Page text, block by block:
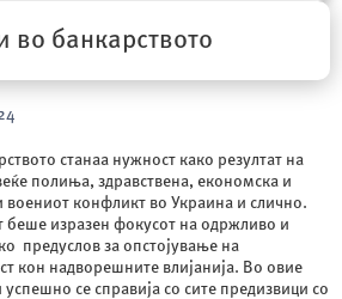
во банкарството
станаа нужност како резултат на
полиња, здравствена, економска и
воениот конфликт во Украина и слично.
беше изразен фокусот на одржливо и
предуслов за опстојување на
кон надворешните влијанија. Во овие
се справија со сите предизвици со